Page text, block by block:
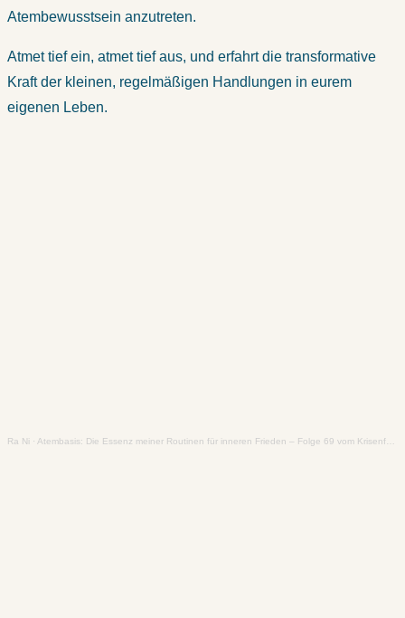
Atembewusstsein anzutreten.
Atmet tief ein, atmet tief aus, und erfahrt die transformative
Kraft der kleinen, regelmäßigen Handlungen in eurem
eigenen Leben.
Ra Ni · Atembasis: Die Essenz meiner Routinen für inneren Frieden – Folge 69 vom Krisenfest Podcast